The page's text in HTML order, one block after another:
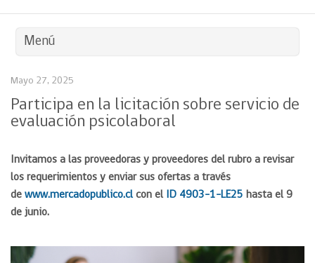
Menú
Mayo 27, 2025
Participa en la licitación sobre servicio de
evaluación psicolaboral
Invitamos a las proveedoras y proveedores del rubro a revisar
los requerimientos y enviar sus ofertas a través
de www.mercadopublico.clcon el ID 4903-1-LE25 hasta el 9
de junio.